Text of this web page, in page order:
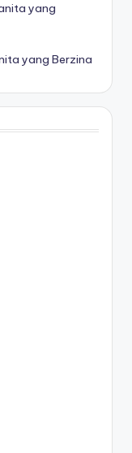
yang
yang Berzina